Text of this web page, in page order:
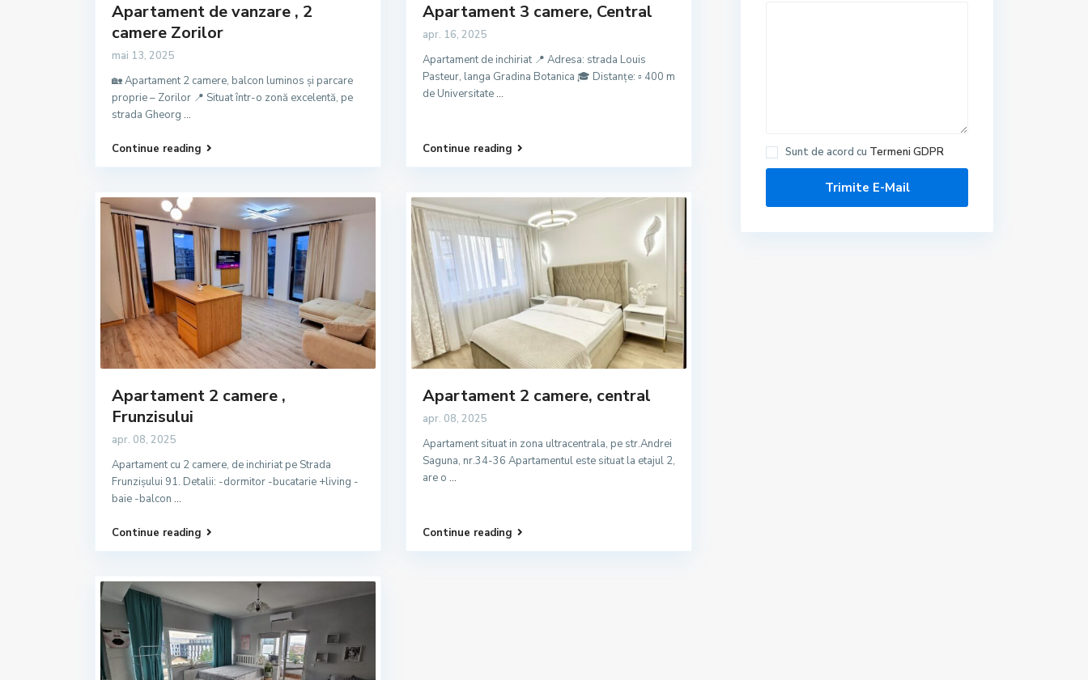
Apartament de vanzare , 2
camere Zorilor
mai 13, 2025
🏡 Apartament 2 camere, balcon luminos și parcare
proprie – Zorilor 📍 Situat într-o zonă excelentă, pe
strada Gheorg ...
Continue reading
Apartament 3 camere, Central
apr. 16, 2025
Apartament de inchiriat 📍 Adresa: strada Louis
Pasteur, langa Gradina Botanica 🎓 Distanțe: ▫️ 400 m
de Universitate...
Continue reading
Apartament 2 camere ,
Frunzisului
apr. 08, 2025
Apartament cu 2 camere, de inchiriat pe Strada
Frunzișului 91. Detalii: -dormitor -bucatarie +living -
baie -balcon ...
Continue reading
Apartament 2 camere, central
apr. 08, 2025
Apartament situat in zona ultracentrala, pe str.Andrei
Saguna, nr.34-36 Apartamentul este situat la etajul 2,
are o ...
Continue reading
Sunt de acord cu Termeni GDPR